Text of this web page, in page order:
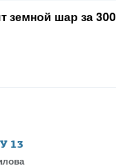
земной шар за 300
13